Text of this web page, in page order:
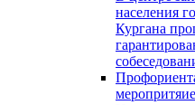
населения
Кургана
меропритяие